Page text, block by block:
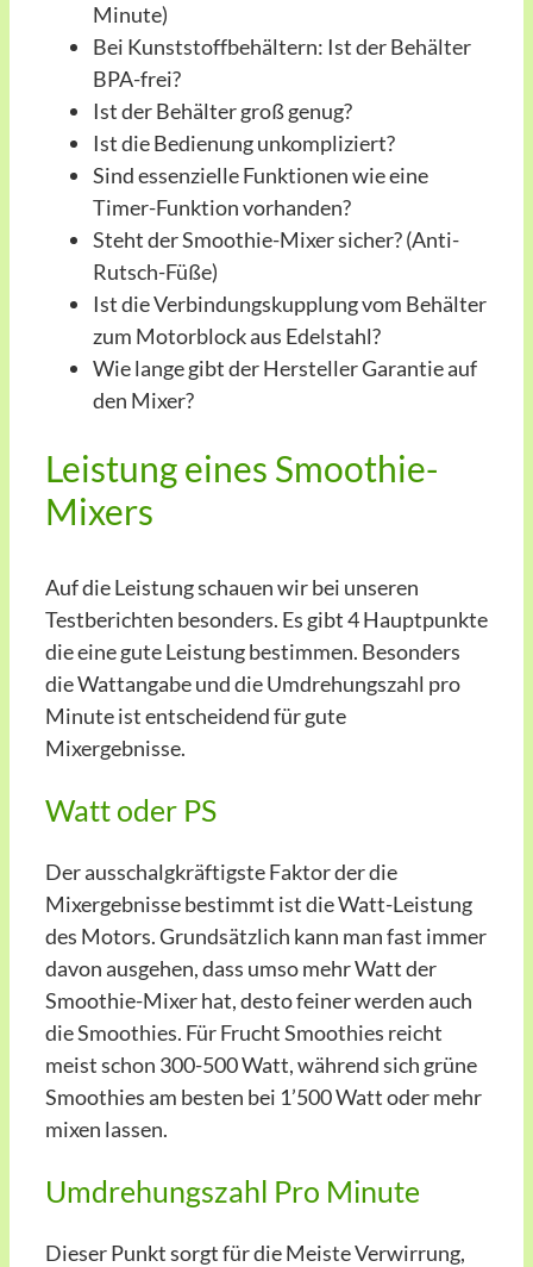
Minute)
Bei Kunststoffbehältern: Ist der Behälter
BPA-frei?
Ist der Behälter groß genug?
Ist die Bedienung unkompliziert?
Sind essenzielle Funktionen wie eine
Timer-Funktion vorhanden?
Steht der Smoothie-Mixer sicher? (Anti-
Rutsch-Füße)
Ist die Verbindungskupplung vom Behälter
zum Motorblock aus Edelstahl?
Wie lange gibt der Hersteller Garantie auf
den Mixer?
Leistung eines Smoothie-
Mixers
Auf die Leistung schauen wir bei unseren
Testberichten besonders. Es gibt 4 Hauptpunkte
die eine gute Leistung bestimmen. Besonders
die Wattangabe und die Umdrehungszahl pro
Minute ist entscheidend für gute
Mixergebnisse.
Watt oder PS
Der ausschalgkräftigste Faktor der die
Mixergebnisse bestimmt ist die Watt-Leistung
des Motors. Grundsätzlich kann man fast immer
davon ausgehen, dass umso mehr Watt der
Smoothie-Mixer hat, desto feiner werden auch
die Smoothies. Für Frucht Smoothies reicht
meist schon 300-500 Watt, während sich grüne
Smoothies am besten bei 1’500 Watt oder mehr
mixen lassen.
Umdrehungszahl Pro Minute
Dieser Punkt sorgt für die Meiste Verwirrung,